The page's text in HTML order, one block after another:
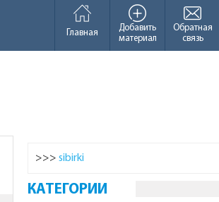
Обратная
связь
Добавить
материал
Главная
>>> sibirki
КАТЕГОРИИ